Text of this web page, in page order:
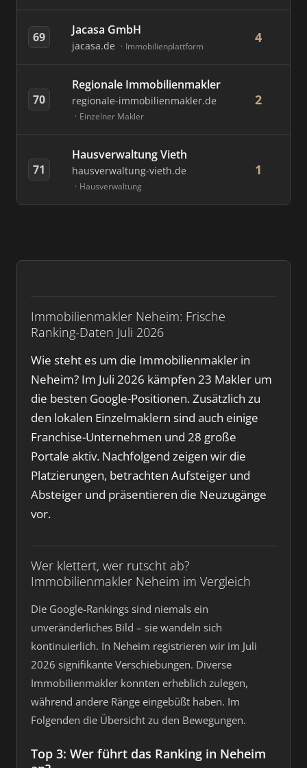
Immobilienmakler Neheim: Frische
Ranking-Daten Juli 2026
Wie steht es um die Immobilienmakler in
Neheim? Im Juli 2026 kämpfen 23 Makler um
die besten Google-Positionen. Zusätzlich zu
den lokalen Einzelmaklern sind auch einige
Franchise-Unternehmen und 28 große
Portale aktiv. Nachfolgend zeigen wir die
Platzierungen, betrachten Aufsteiger und
Absteiger und präsentieren die Neuzugänge
vor.
Wer klettert, wer rutscht ab?
Immobilienmakler Neheim im Vergleich
Die Google-Rankings sind niemals ein
unveränderliches Bild – sie wandeln sich
kontinuierlich. In Neheim registrieren wir im Juli
2026 signifikante Verschiebungen. Diverse
Immobilienmakler konnten erheblich zulegen,
während andere Ränge eingebüßt haben. Im
Folgenden die Übersicht zu den Bewegungen.
Top 3: Wer führt das Ranking in Neheim
69 Jacasa GmbH
jacasa.de Immobilienplattform
4
70
Regionale Immobilienmakler
regionale-immobilienmakler.de
Einzelner Makler
2
71
Hausverwaltung Vieth
hausverwaltung-vieth.de
Hausverwaltung
1